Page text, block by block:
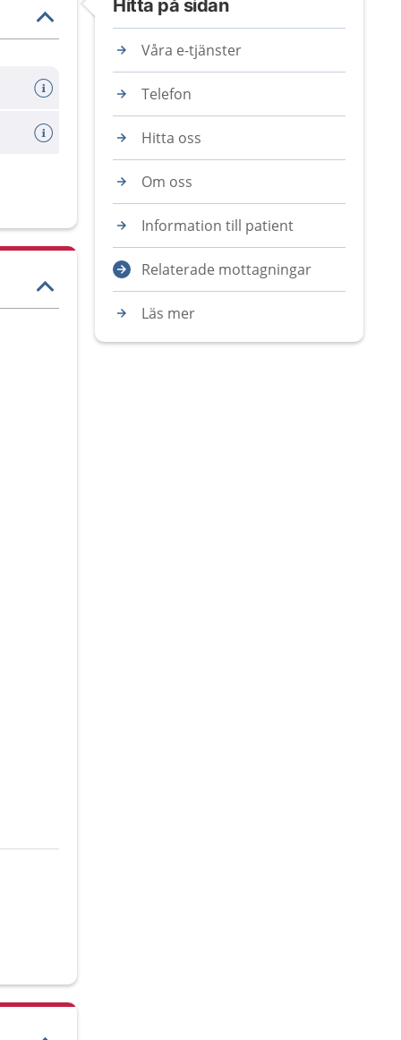
Hitta på sidan
Våra e-tjänster
Telefon
Hitta oss
Om oss
Information till patient
Relaterade mottagningar
Läs mer